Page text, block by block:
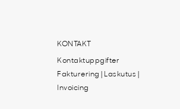
KONTAKT
Kontaktuppgifter
Fakturering | Laskutus |
Invoicing